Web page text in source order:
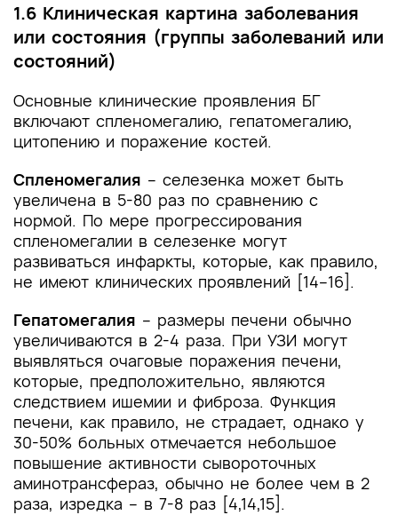
1.6 Клиническая картина заболевания
или состояния (группы заболеваний или
состояний)
Основные клинические проявления БГ
включают спленомегалию, гепатомегалию,
цитопению и поражение костей.
Спленомегалия – селезенка может быть
увеличена в 5-80 раз по сравнению с
нормой. По мере прогрессирования
спленомегалии в селезенке могут
развиваться инфаркты, которые, как правило,
не имеют клинических проявлений [14–16].
Гепатомегалия – размеры печени обычно
увеличиваются в 2-4 раза. При УЗИ могут
выявляться очаговые поражения печени,
которые, предположительно, являются
следствием ишемии и фиброза. Функция
печени, как правило, не страдает, однако у
30-50% больных отмечается небольшое
повышение активности сывороточных
аминотрансфераз, обычно не более чем в 2
раза, изредка – в 7-8 раз [4,14,15].